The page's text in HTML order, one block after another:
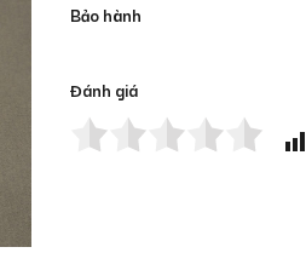
Bảo hành
Đánh giá